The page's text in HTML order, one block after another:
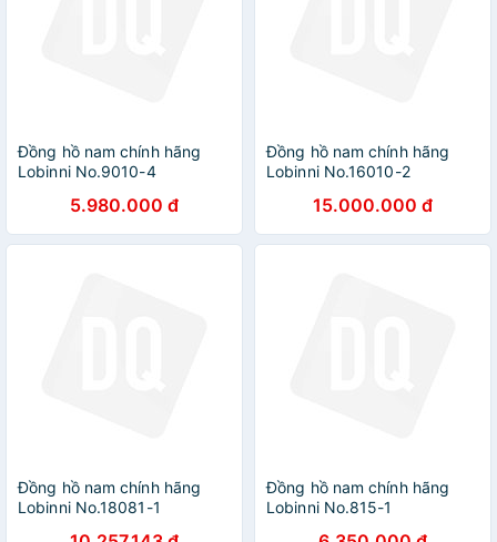
Đồng hồ nam chính hãng
Lobinni No.9010-4
5.980.000 đ
Đồng hồ nam chính hãng
Lobinni No.16010-2
15.000.000 đ
Đồng hồ nam chính hãng
Lobinni No.18081-1
Đồng hồ nam chính hãng
Lobinni No.815-1